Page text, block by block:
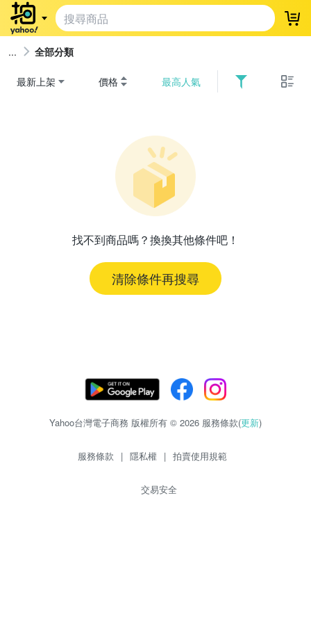
登
全部分類
最新上架 價格 最高人氣
找不到商品嗎？換換其他條件吧！
清除條件再搜尋
Yahoo台灣電子商務 版權所有 © 2026 服務條款(更新)
服務條款 | 隱私權 | 拍賣使用規範
交易安全